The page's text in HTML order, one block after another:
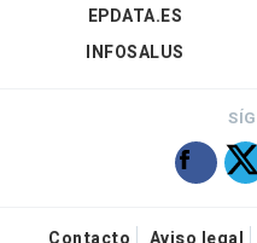
EPDATA.ES
INFOSALUS